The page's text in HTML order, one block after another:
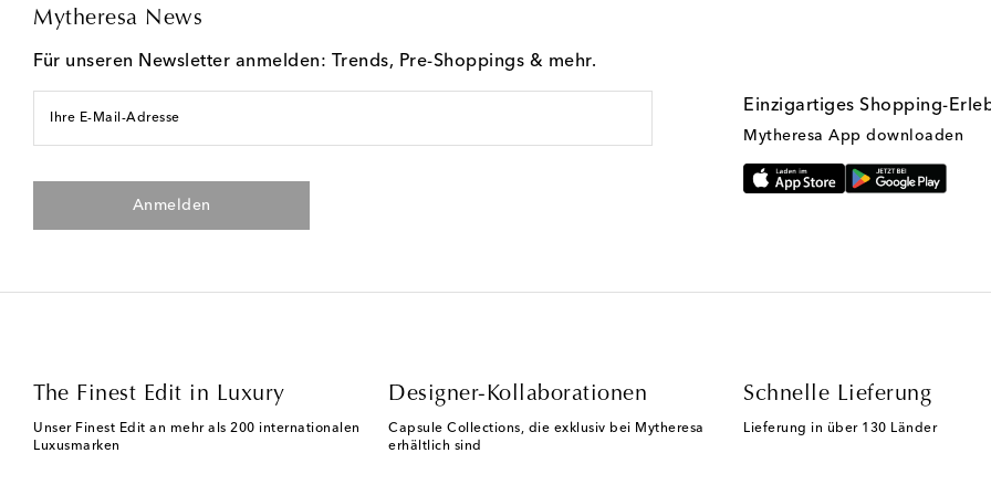
Mytheresa News
Für unseren Newsletter anmelden: Trends, Pre-Shoppings & mehr.
Ihre E-Mail-Adresse
Anmelden
Einzigartiges Shopping-
Mytheresa App downloaden
The Finest Edit in Luxury
Unser Finest Edit an mehr als 200 internationalen
Luxusmarken
Designer-Kollaborationen
Capsule Collections, die exklusiv bei Mytheresa
erhältlich sind
Schnelle Lieferung
Lieferung in über 130 Länder